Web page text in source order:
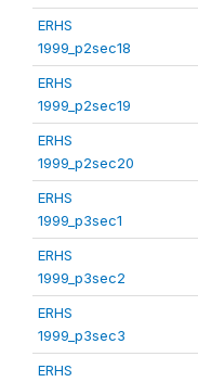
ERHS
1999_p2sec18
ERHS
1999_p2sec19
ERHS
1999_p2sec20
ERHS
1999_p3sec1
ERHS
1999_p3sec2
ERHS
1999_p3sec3
ERHS